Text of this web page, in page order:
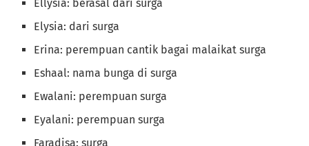
Ellysia: berasal dari surga
Elysia: dari surga
Erina: perempuan cantik bagai malaikat surga
Eshaal: nama bunga di surga
Ewalani: perempuan surga
Eyalani: perempuan surga
Faradisa: surga